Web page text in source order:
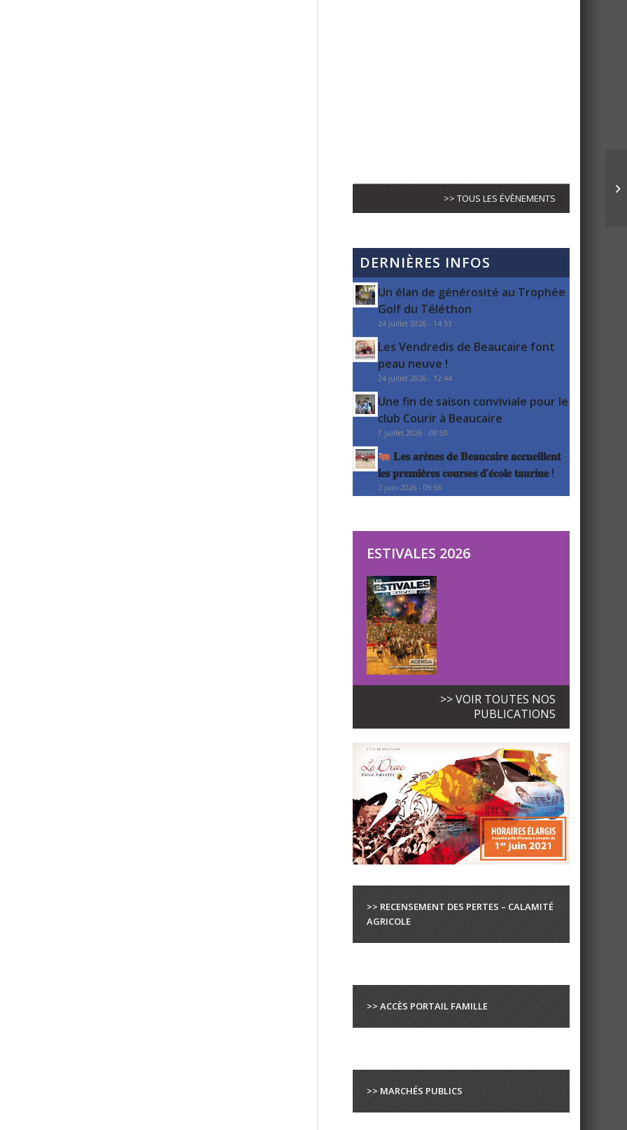
>> TOUS LES ÉVÈNEMENTS
DERNIÈRES INFOS
Un élan de générosité au Trophée
Golf du Téléthon
24 juillet 2026 - 14:33
Les Vendredis de Beaucaire font
peau neuve !
24 juillet 2026 - 12:44
Une fin de saison conviviale pour le
club Courir à Beaucaire
7 juillet 2026 - 08:50
𝐋𝐞𝐬 𝐚𝐫𝐞̀𝐧𝐞𝐬 𝐝𝐞 𝐁𝐞𝐚𝐮𝐜𝐚𝐢𝐫𝐞 𝐚𝐜𝐜𝐮𝐞𝐢𝐥𝐥𝐞𝐧𝐭
𝐥𝐞𝐬 𝐩𝐫𝐞𝐦𝐢𝐞̀𝐫𝐞𝐬 𝐜𝐨𝐮𝐫𝐬𝐞𝐬 𝐝’𝐞́𝐜𝐨𝐥𝐞 𝐭𝐚𝐮𝐫𝐢𝐧𝐞 !
2 juin 2026 - 09:56
ESTIVALES 2026
>> VOIR TOUTES NOS
PUBLICATIONS
>> RECENSEMENT DES PERTES – CALAMITÉ
AGRICOLE
>> ACCÈS PORTAIL FAMILLE
>> MARCHÉS PUBLICS